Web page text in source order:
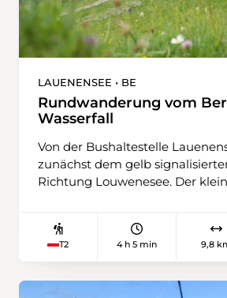
LAUENENSEE • BE
Rundwanderung vom
Wasserfall
Von der Bushaltestelle
zunächst dem gelb
Richtung Louwenesee. Der
das klare Wasser des Sees die
Umgebung. Für ein kurzes
südwestlich. Sobald die
T2 4 h 5 min 9,8